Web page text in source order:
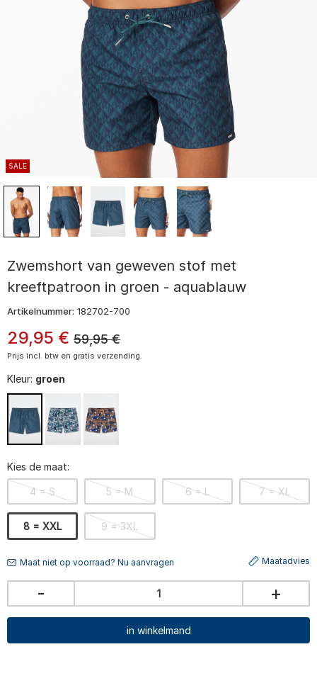
SALE
Zwemshort van geweven stof met
kreeftpatroon in groen - aquablauw
Artikelnummer: 182702-700
29,95 € 59,95 €
Prijs incl. btw en gratis verzending.
Kleur: groen
Kies de maat:
4 = S 5 = M 6 = L 7 = XL
8 = XXL 9 = 3XL
Maat niet op voorraad? Nu aanvragen Maatadvies
- +
in winkelmand